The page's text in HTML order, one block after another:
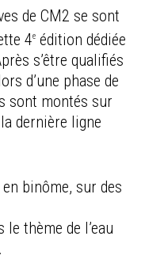
de CM2 se sont
4e édition dédiée
s’être qualifiés
d’une phase de
sont montés sur
dernière ligne
binôme, sur des
thème de l’eau